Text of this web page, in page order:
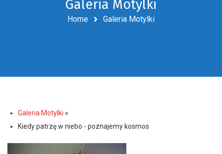
Galeria Motylki
Home Galeria Motylki
Galeria Motylki »
Kiedy patrzę w niebo - poznajemy kosmos